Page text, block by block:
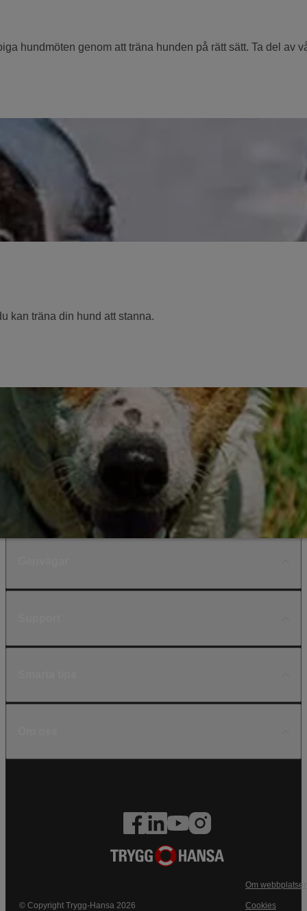
hundmöten genom att träna hunden på rätt sätt. Ta del av
kan träna din hund att stanna.
© Copyright Trygg-Hansa 2026
Om
Cookies